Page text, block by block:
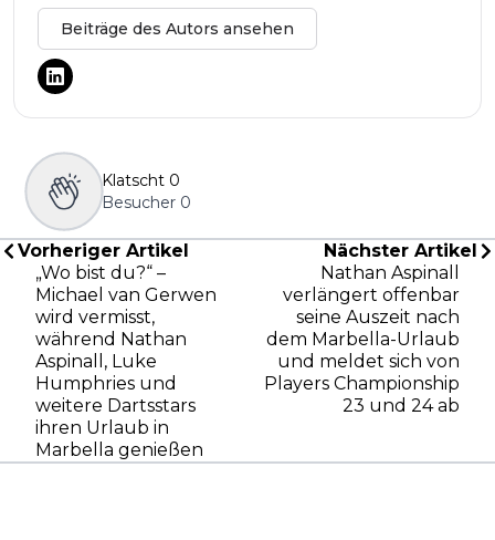
Beiträge des Autors ansehen
Klatscht 0
Besucher 0
Vorheriger Artikel
„Wo bist du?“ –
Michael van Gerwen
wird vermisst,
während Nathan
Aspinall, Luke
Humphries und
weitere Dartsstars
ihren Urlaub in
Marbella genießen
Nächster Artikel
Nathan Aspinall
verlängert offenbar
seine Auszeit nach
dem Marbella-Urlaub
und meldet sich von
Players Championship
23 und 24 ab